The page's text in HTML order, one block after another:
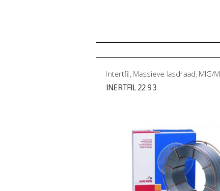
Intertfil, Massieve lasdraad, MIG/
INERTFIL 22 9 3